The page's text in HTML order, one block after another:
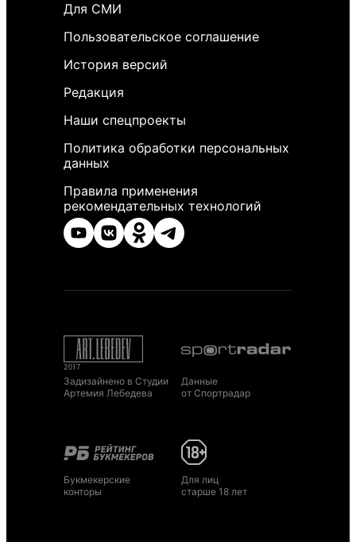
Для СМИ
Пользовательское соглашение
История версий
Редакция
Наши спецпроекты
Политика обработки персональных
данных
Правила применения
рекомендательных технологий
Задизайнено в Студии
Артемия Лебедева
Данные
от Спортрадар
Букмекерские
конторы
Для лиц
старше 18 лет